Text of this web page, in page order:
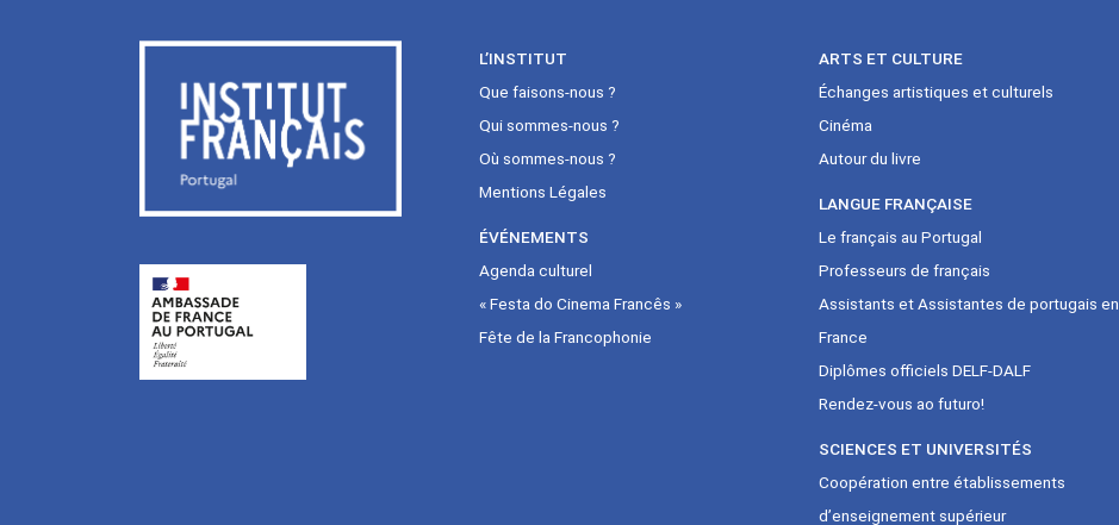
L’INSTITUT
Que faisons-nous ?
Qui sommes-nous ?
Où sommes-nous ?
Mentions Légales
ÉVÉNEMENTS
Agenda culturel
« Festa do Cinema Francês »
Fête de la Francophonie
ARTS ET CULTURE
Échanges artistiques et culturels
Cinéma
Autour du livre
LANGUE FRANÇAISE
Le français au Portugal
Professeurs de français
Assistants et Assistantes de portugais en
France
Diplômes officiels DELF-DALF
Rendez-vous ao futuro!
SCIENCES ET UNIVERSITÉS
Coopération entre établissements
d’enseignement supérieur